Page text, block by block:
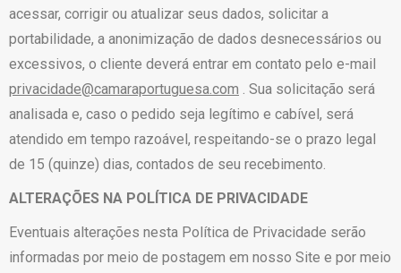
acessar, corrigir ou atualizar seus dados, solicitar a
portabilidade, a anonimização de dados desnecessários ou
excessivos, o cliente deverá entrar em contato pelo e-mail
privacidade@camaraportuguesa.com . Sua solicitação será
analisada e, caso o pedido seja legítimo e cabível, será
atendido em tempo razoável, respeitando-se o prazo legal
de 15 (quinze) dias, contados de seu recebimento.
ALTERAÇÕES NA POLÍTICA DE PRIVACIDADE
Eventuais alterações nesta Política de Privacidade serão
informadas por meio de postagem em nosso Site e por meio